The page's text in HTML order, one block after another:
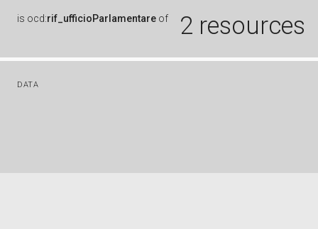
is ocd:rif_ufficioParlamentare of 2 resources
DATA